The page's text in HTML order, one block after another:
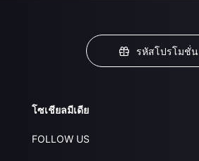
รหัสโปรโมชั่น
โซเชียลมีเดีย
FOLLOW US